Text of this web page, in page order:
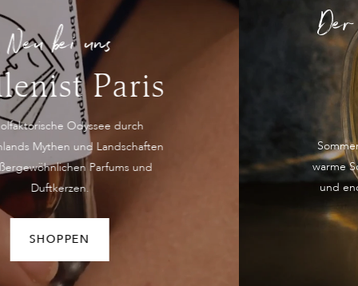
Der Duft des Sommers
Sunlight
Sommerliche Duftkompositionen, die an
warme Sonnenstrahlen, salzige Meeresluft
und endlose Tage unter freiem Himmel